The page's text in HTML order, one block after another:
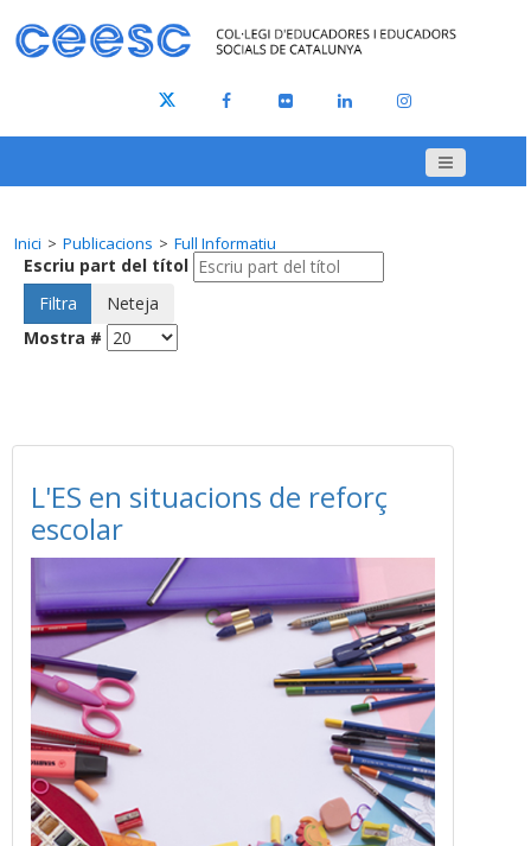
Inici Publicacions Full Informatiu
Escriu part del títol
Filtra
Neteja
Mostra #
L'ES en situacions de reforç
escolar